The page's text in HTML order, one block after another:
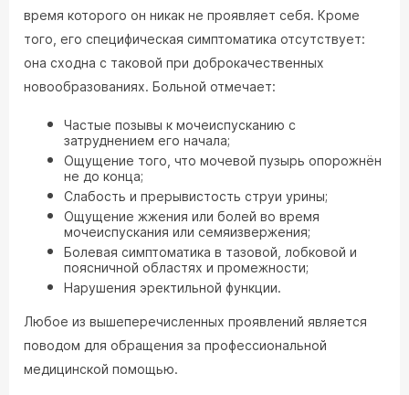
время которого он никак не проявляет себя. Кроме
того, его специфическая симптоматика отсутствует:
она сходна с таковой при доброкачественных
новообразованиях. Больной отмечает:
Частые позывы к мочеиспусканию с
затруднением его начала;
Ощущение того, что мочевой пузырь опорожнён
не до конца;
Слабость и прерывистость струи урины;
Ощущение жжения или болей во время
мочеиспускания или семяизвержения;
Болевая симптоматика в тазовой, лобковой и
поясничной областях и промежности;
Нарушения эректильной функции.
Любое из вышеперечисленных проявлений является
поводом для обращения за профессиональной
медицинской помощью.